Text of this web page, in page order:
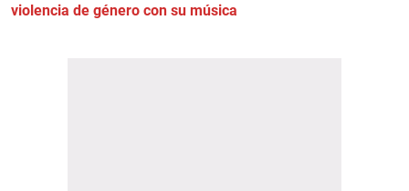
violencia de género con su música